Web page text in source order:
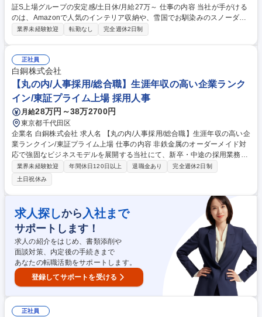
証S上場グループの安定感/土日休/月給27万～ 仕事の内容 当社が手がける
のは、Amazonで人気のインテリア収納や、雪国でお馴染みのスノーダン
プなどのプラスチックオリジナル商品です。射出成型オペレーターとして
クレーンを使用して成形機から金型を外して新たな金型を取り付ける ・原
材料などの投入、成形機や取り出し機の条件設定の入力 ・日常点検、簡易
メンテンナンス作業 ・生産状況の記録作業 募集職種 三条市【射出成型オ
ペレーター】東証S上場グループの安定感/土日休/月給27万～
業界未経験歓迎 転勤なし 完全週休2日制
正社員
白銅株式会社
【丸の内/人事採用/総合職】生涯年収の高い企業ランク
イン/東証プライム上場 採用人事
月給28万円～38万2700円
東京都千代田区
企業名 白銅株式会社 求人名 【丸の内/人事採用/総合職】生涯年収の高い企
業ランクイン/東証プライム上場 仕事の内容 非鉄金属のオーダーメイド対
応で強固なビジネスモデルを展開する当社にて、新卒・中途の採用業務を
中心に研修運営などの業務もご担当。入社直後は採用実務を主軸に担い、
将来的には人事課の運営や管理を期待。 ■新卒・中途採用（会社説明、人
材紹介会社対応、応募者対応、選考進捗管理） ■研修業務（階層別・オン
ボーディング等の手配や運営補助） ■その他（賞与・人事評価の計算、各
種人事資料の確認と精査） 【仕事の魅力】採用と教育に横断的に関わり、
人事の専門性を広げられます。実務主軸から始め、将来は人事課の運営や
品質管理など、組織の取りまとめを担う役割を期待します。 募集職種
【丸の内/人事採用/総合職】生涯年収の高い企業ランクイン/東証プライム
上場
業界未経験歓迎 年間休日120日以上 退職金あり
完全週休2日制
土日祝休み
求人探しから 入社まで
サポートします！
求人の紹介をはじめ、書類添削や
面談対策、内定後の手続きまで
あなたの転職活動をサポートします。
登録してサポートを受ける
正社員